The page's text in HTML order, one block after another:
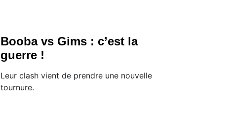
Booba vs Gims : c’est la
guerre !
Leur clash vient de prendre une nouvelle
tournure.